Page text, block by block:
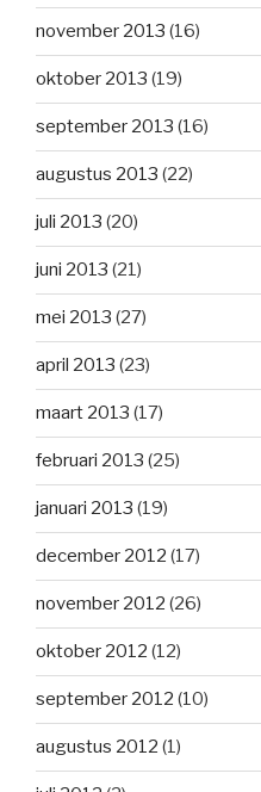
november 2013 (16)
oktober 2013 (19)
september 2013 (16)
augustus 2013 (22)
juli 2013 (20)
juni 2013 (21)
mei 2013 (27)
april 2013 (23)
maart 2013 (17)
februari 2013 (25)
januari 2013 (19)
december 2012 (17)
november 2012 (26)
oktober 2012 (12)
september 2012 (10)
augustus 2012 (1)